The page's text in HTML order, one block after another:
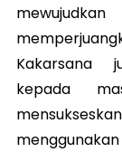
Kakarsana
kepada